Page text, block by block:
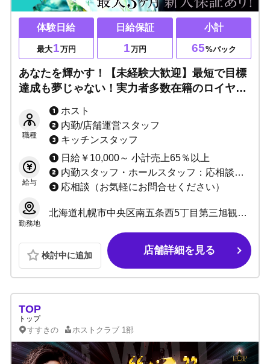
体験日給
最大1万円
日給保証
1万円
小計
65%バック
あなたを輝かす！【未経験大歓迎】最短で目標
達成も夢じゃない！実力者多数在籍のロイヤル
グループにお任せください！研修制度充実・入
店特典豊富！！
職種
ホスト
内勤/店舗運営スタッフ
キッチンスタッフ
給与
日給￥10,000～ 小計売上65％以上
内勤スタッフ・ホールスタッフ：応相談（お気軽にお問合せください）
応相談（お気軽にお問合せください）
勤務地
北海道札幌市中央区南五条西5丁目第三旭観光ビル2F
検討中に追加 店舗詳細を見る
TOP
トップ
すすきの ホストクラブ 1部